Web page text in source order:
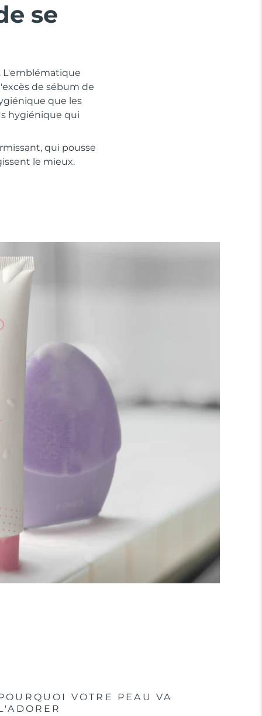
se
L'emblématique
de sébum de
que les
hygiénique qui
qui pousse
le mieux.
VOTRE PEAU VA